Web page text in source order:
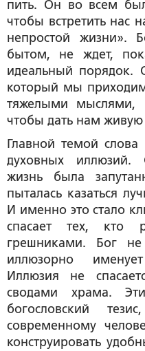
пить. Он во всем
чтобы встретить нас
непростой жизни».
бытом, не ждет,
идеальный порядок.
который мы
тяжелыми
чтобы дать нам живую
Главной темой слова
духовных иллюзий.
жизнь была
пыталась казаться
И именно это стало
спасает тех, кто
грешниками. Бог
иллюзорно
Иллюзия не
сводами храма.
богословский
современному
конструировать